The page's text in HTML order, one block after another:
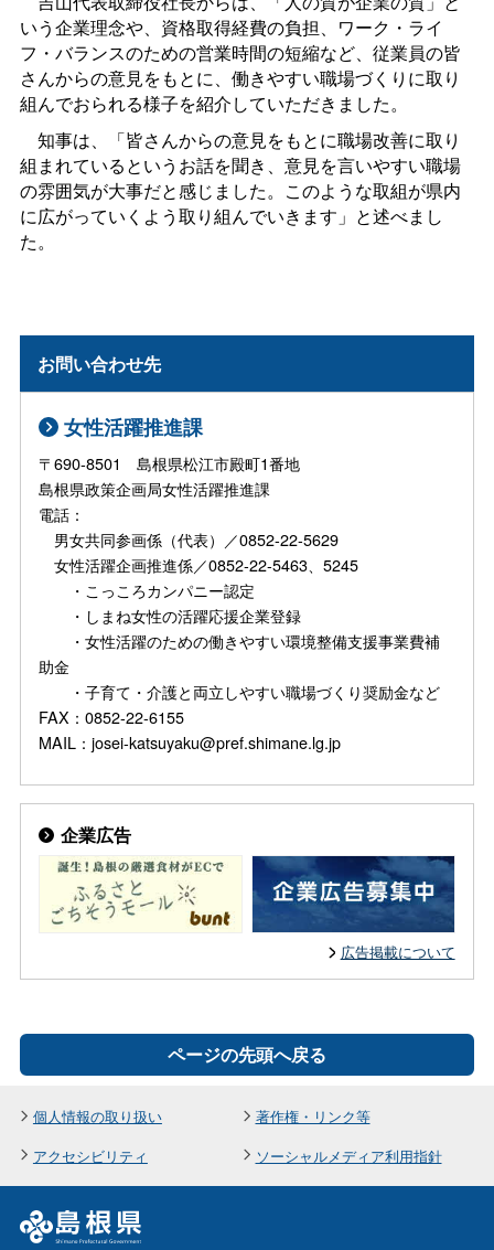
いう企業理念や、資格取得経費の負担、ワーク・ライ
フ・バランスのための営業時間の短縮など、従業員の皆
さんからの意見をもとに、働きやすい職場づくりに取り
組んでおられる様子を紹介していただきました。
知事は、「皆さんからの意見をもとに職場改善に取り
組まれているというお話を聞き、意見を言いやすい職場
の雰囲気が大事だと感じました。このような取組が県内
に広がっていくよう取り組んでいきます」と述べまし
た。
お問い合わせ先
女性活躍推進課
〒690-8501 島根県松江市殿町1番地
島根県政策企画局女性活躍推進課
電話：
男女共同参画係（代表）／0852-22-5629
女性活躍企画推進係／0852-22-5463、5245
・こっころカンパニー認定
・しまね女性の活躍応援企業登録
・女性活躍のための働きやすい環境整備支援事業費補
助金
・子育て・介護と両立しやすい職場づくり奨励金など
FAX：0852-22-6155
MAIL：josei-katsuyaku@pref.shimane.lg.jp
企業広告
広告掲載について
ページの先頭へ戻る
個人情報の取り扱い
著作権・リンク等
アクセシビリティ
ソーシャルメディア利用指針